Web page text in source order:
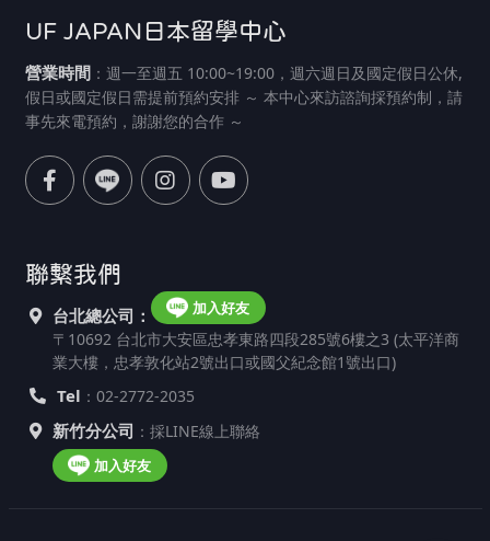
UF JAPAN日本留學中心
營業時間 ：週一至週五 10:00~19:00，週六週日及國定假日公休,
假日或國定假日需提前預約安排 ～ 本中心來訪諮詢採預約制，請
事先來電預約，謝謝您的合作 ～
聯繫我們
台北總公司： 加入好友
〒10692 台北市大安區忠孝東路四段285號6樓之3 (太平洋商
業大樓，忠孝敦化站2號出口或國父紀念館1號出口)
Tel ：02-2772-2035
新竹分公司 ：採LINE線上聯絡
加入好友